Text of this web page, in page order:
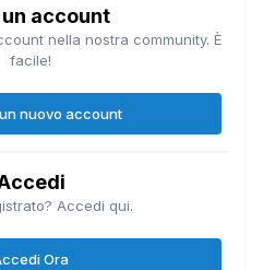
account
nella nostra community. È
facile!
nuovo account
Accedi qui.
Ora